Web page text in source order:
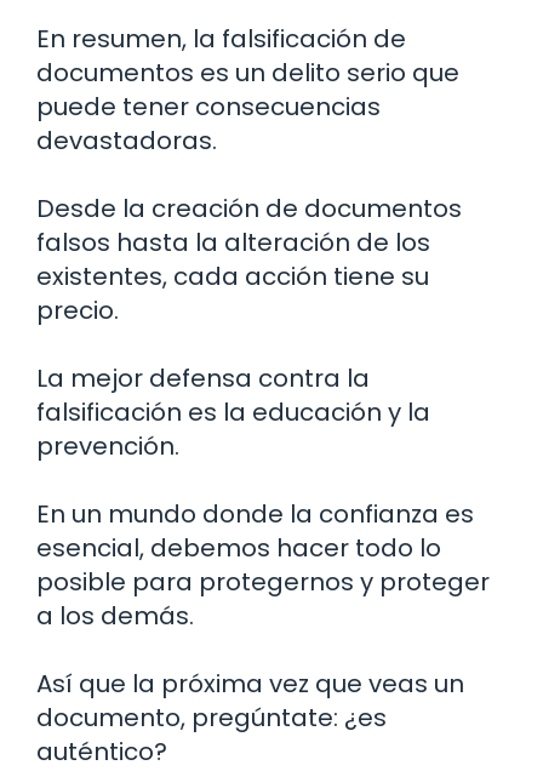
En resumen, la falsificación de
documentos es un delito serio que
puede tener consecuencias
devastadoras.
Desde la creación de documentos
falsos hasta la alteración de los
existentes, cada acción tiene su
precio.
La mejor defensa contra la
falsificación es la educación y la
prevención.
En un mundo donde la confianza es
esencial, debemos hacer todo lo
posible para protegernos y proteger
a los demás.
Así que la próxima vez que veas un
documento, pregúntate: ¿es
auténtico?